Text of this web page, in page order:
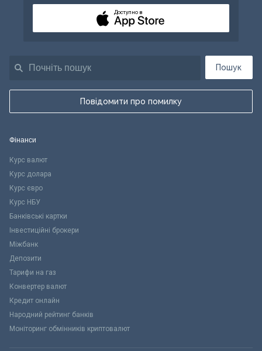
Пошук
Повідомити про помилку
Доступно в
Фінанси
Курс валют
Курс долара
Курс євро
Курс НБУ
Банківські картки
Інвестиційні брокери
Міжбанк
Депозити
Тарифи на газ
Конвертер валют
Кредит онлайн
Народний рейтинг банків
Моніторинг обмінників криптовалют